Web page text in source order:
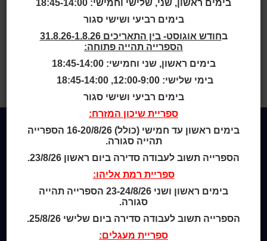
המאמר פורסם בכתב-העת קתדרה, גיליון 9, עמ' 144-149.
המאמר זמין ברשת. יש ללחוץ על "לעיון בגליון השלם"
Bibliographys
>ראשון לציון
מי אנחנו
צור קשר
שעות סיפור
בימים ראשון, שני, שלישי וחמישי: 18:45-14:00
בימים רביעי ושישי סגור
ב
חודש אוגוסט- בין התאריכים 31.8.26-1.8.26
הספרייה תהייה פתוחה:
בימים ראשון, שני וחמישי: 18:45-14:00
בימי שלישי: 12:00-9:00, 18:45-14:00
בימים רביעי ושישי סגור
ספריית שיכון המזרח:
בימים ראשון עד חמישי (כולל) 16-20/8/26 הספרייה
תהייה סגורה.
הספרייה תשוב לעבודה סדירה ביום ראשון 23/8/26.
ספריית רמת אליהו:
בימים ראשון ושני 23-24/8/26 הספרייה תהייה
סגורה.
הספרייה תשוב לעבודה סדירה ביום שלישי 25/8/26.
ספריית מעגלים: